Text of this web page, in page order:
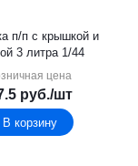
п/п с крышкой и
3 литра 1/44
цена
руб./шт
В корзину